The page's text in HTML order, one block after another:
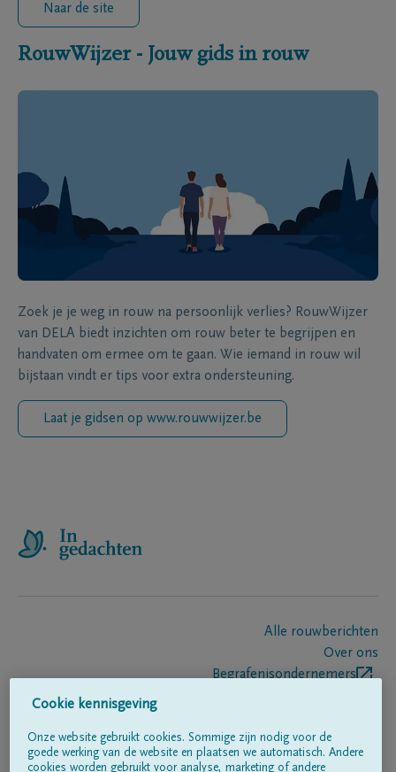
Naar de site
RouwWijzer - Jouw gids in rouw
Zoek je je weg in rouw na persoonlijk verlies? RouwWijzer
van DELA biedt inzichten om rouw beter te begrijpen en
handvaten om ermee om te gaan. Wie iemand in rouw wil
bijstaan vindt er tips voor extra ondersteuning.
Laat je gidsen op www.rouwwijzer.be
Alle rouwberichten
Over ons
Begrafenisondernemers
Volg ons op
Cookie kennisgeving
Onze website gebruikt cookies. Sommige zijn nodig voor de
goede werking van de website en plaatsen we automatisch. Andere
cookies worden gebruikt voor analyse, marketing of andere